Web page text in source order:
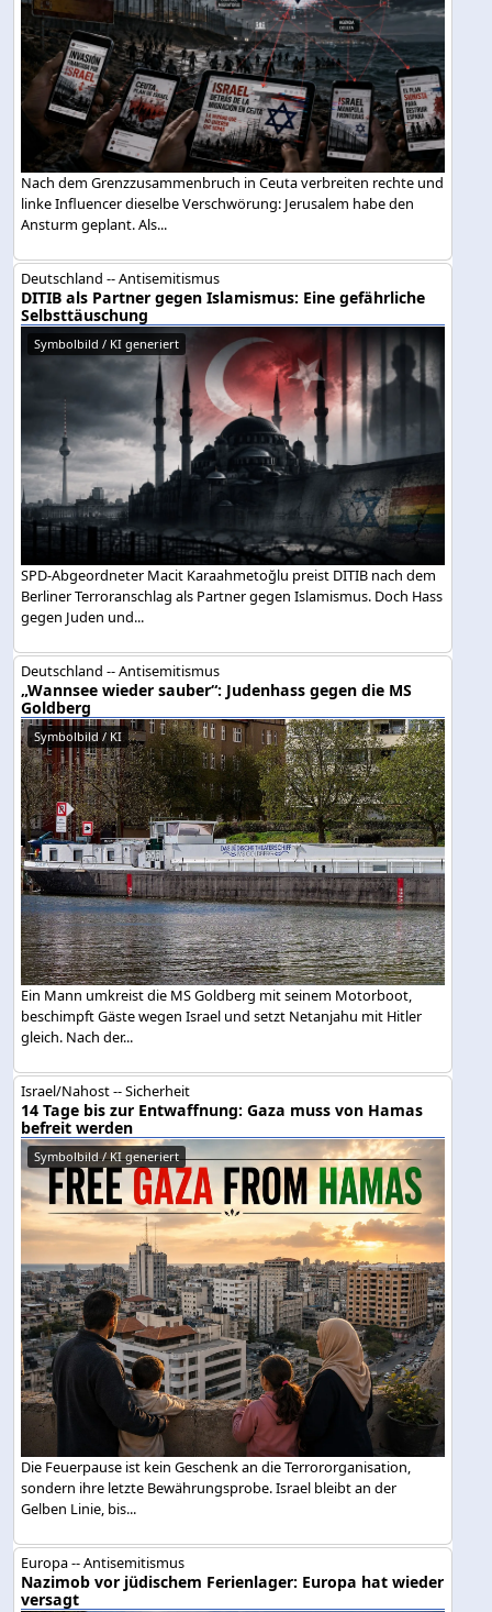
Nach dem Grenzzusammenbruch in Ceuta verbreiten rechte und
linke Influencer dieselbe Verschwörung: Jerusalem habe den
Ansturm geplant. Als...
Deutschland -- Antisemitismus
DITIB als Partner gegen Islamismus: Eine gefährliche
Selbsttäuschung
Symbolbild / KI generiert
SPD-Abgeordneter Macit Karaahmetoğlu preist DITIB nach dem
Berliner Terroranschlag als Partner gegen Islamismus. Doch Hass
gegen Juden und...
Deutschland -- Antisemitismus
„Wannsee wieder sauber“: Judenhass gegen die MS
Goldberg
Symbolbild / KI
Ein Mann umkreist die MS Goldberg mit seinem Motorboot,
beschimpft Gäste wegen Israel und setzt Netanjahu mit Hitler
gleich. Nach der...
Israel/Nahost -- Sicherheit
14 Tage bis zur Entwaffnung: Gaza muss von Hamas
befreit werden
Symbolbild / KI generiert
Die Feuerpause ist kein Geschenk an die Terrororganisation,
sondern ihre letzte Bewährungsprobe. Israel bleibt an der
Gelben Linie, bis...
Europa -- Antisemitismus
Nazimob vor jüdischem Ferienlager: Europa hat wieder
versagt